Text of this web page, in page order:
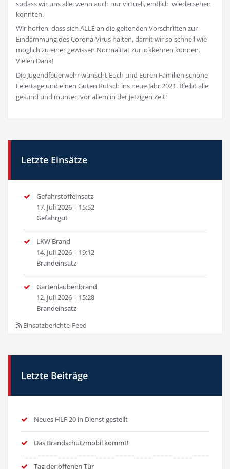
sodass wir uns alle, wenn auch nur virtuell, endlich wiedersehen
konnten.
Wir hoffen, dass sich ALLE an die geltenden Vorschriften zur
Eindämmung des Corona-Virus halten, damit wir so schnell wie
möglich zu einer gewissen Normalität zurückkehren können.
Vielen Dank!
Die Jugendfeuerwehr wünscht Euch und Euren Familien schöne
Feiertage und einen Guten Rutsch ins neue Jahr 2021. Bleibt alle
gesund und munter, vor allem in der jetzigen Zeit!
Letzte Einsätze
Gefahrstoffeinsatz
17. Juli 2026 | 15:52
Gefahrgut
LKW Brand
14. Juli 2026 | 19:12
Brandeinsatz
Gartenlaubenbrand
12. Juli 2026 | 15:28
Brandeinsatz
Einsatzberichte-Feed
Letzte Beiträge
Neues HLF 20 in Dienst gestellt
Das Brandschutzmobil kommt!
Tag der offenen Tür